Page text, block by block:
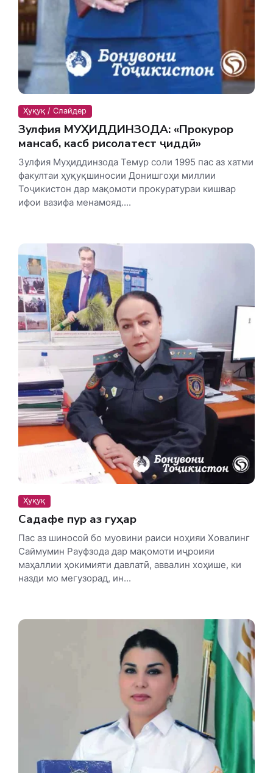
Ҳуқуқ / Слайдер
Зулфия МУҲИДДИНЗОДА: «Прокурор
мансаб, касб рисолатест ҷиддӣ»
Зулфия Муҳиддинзода Темур соли 1995 пас аз хатми
факултаи ҳуқуқшиносии Донишгоҳи миллии
Тоҷикистон дар мақомоти прокуратураи кишвар
ифои вазифа менамояд....
Ҳуқуқ
Садафе пур аз гуҳар
Пас аз шиносоӣ бо муовини раиси ноҳияи Ховалинг
Саймумин Рауфзода дар мақомоти иҷроияи
маҳаллии ҳокимияти давлатӣ, аввалин хоҳише, ки
назди мо мегузорад, ин...